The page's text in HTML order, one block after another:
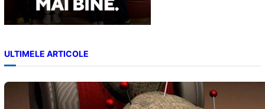
ULTIMELE ARTICOLE